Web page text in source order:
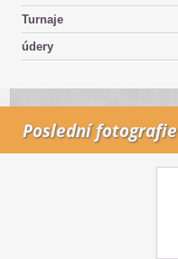
Turnaje
údery
Poslední fotografie